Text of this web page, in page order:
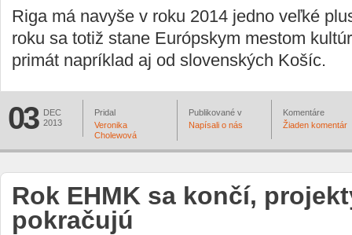
Riga má navyše v roku 2014 jedno veľké
roku sa totiž stane Európskym mestom
primát napríklad aj od slovenských Košíc.
03
DEC
2013
Pridal
Veronika
Cholewová
Publikované v
Napísali o nás
Komentáre
Žiaden komentár
Rok EHMK sa končí,
pokračujú